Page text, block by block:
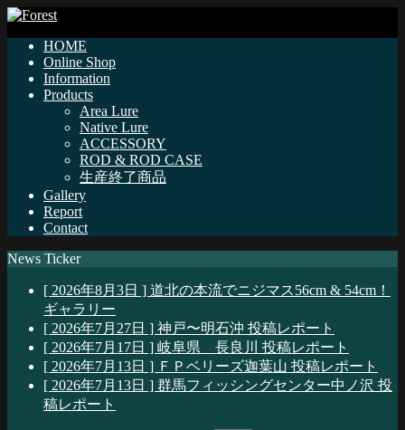
HOME
Online Shop
Information
Products
Area Lure
Native Lure
ACCESSORY
ROD & ROD CASE
生産終了商品
Gallery
Report
Contact
News Ticker
[ 2026年8月3日 ] 道北の本流でニジマス56cm & 54cm！
ギャラリー
[ 2026年7月27日 ] 神戸〜明石沖 投稿レポート
[ 2026年7月17日 ] 岐阜県 長良川 投稿レポート
[ 2026年7月13日 ] ＦＰベリーズ迦葉山 投稿レポート
[ 2026年7月13日 ] 群馬フィッシングセンター中ノ沢 投
稿レポート